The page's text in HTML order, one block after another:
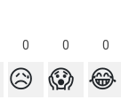
0 0 0
😥 😱 😂